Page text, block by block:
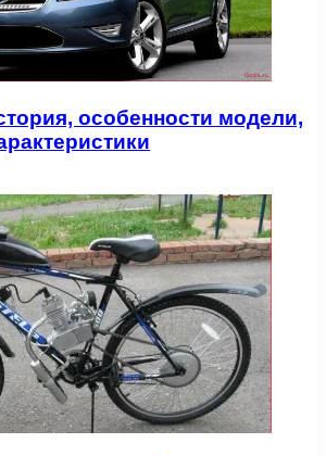
особенности модели,